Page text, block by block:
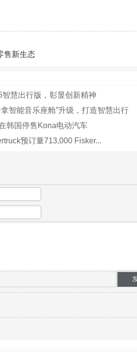
售新生态
智慧出行版，彰显创新精神
智能音乐座舱”升级，打造智慧出行
韩国停售Kona电动汽车
预订量713,000 Fisker...